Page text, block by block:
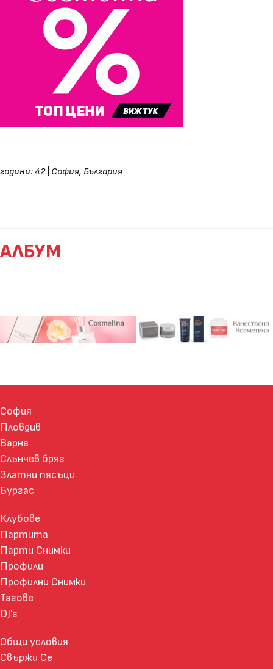
години: 42| София, България
АЛБУМ
София
Пловдив
Варна
Слънчев бряг
Златни пясъци
Бургас
Клубове
Партита
Парти Снимки
Профили
Профилни Снимки
Тагове
DJ's
Общи условия
Свържи Се